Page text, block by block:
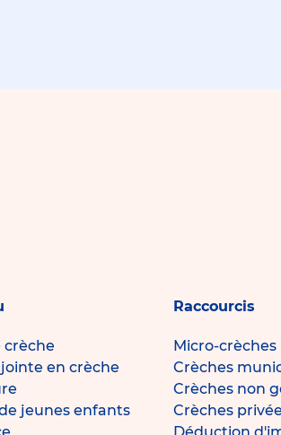
en crèche
jeunes enfants
Raccourcis
Micro-crèches
Crèches
Crèches non
Crèches
Déduction